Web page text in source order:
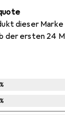
dieser
der ersten 24
%
%